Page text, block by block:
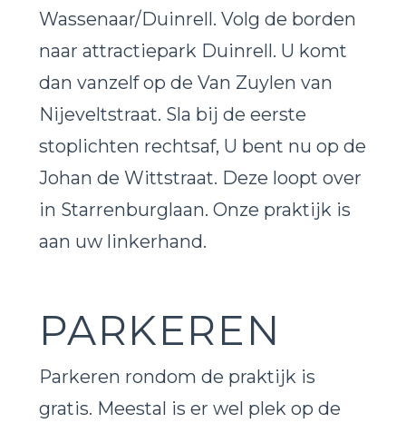
Wassenaar/Duinrell. Volg de borden
naar attractiepark Duinrell. U komt
dan vanzelf op de Van Zuylen van
Nijeveltstraat. Sla bij de eerste
stoplichten rechtsaf, U bent nu op de
Johan de Wittstraat. Deze loopt over
in Starrenburglaan. Onze praktijk is
aan uw linkerhand.
PARKEREN
Parkeren rondom de praktijk is
gratis. Meestal is er wel plek op de